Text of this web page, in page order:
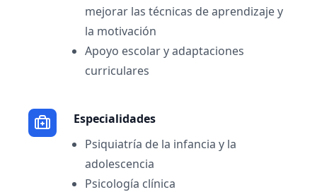
mejorar las técnicas de aprendizaje y
la motivación
Apoyo escolar y adaptaciones
curriculares
Especialidades
Psiquiatría de la infancia y la
adolescencia
Psicología clínica